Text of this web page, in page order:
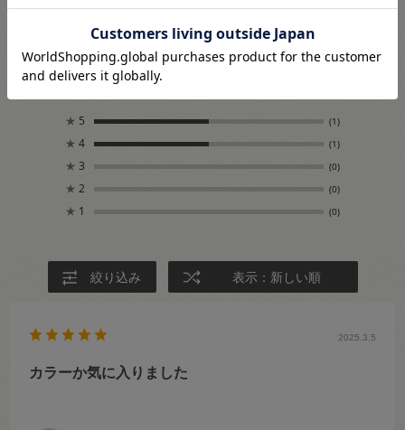
4.5
レビュー件数：
★ 5 (1)
★ 4 (1)
★ 3 (0)
★ 2 (0)
★ 1 (0)
絞り込み 表示：新しい順
2025.3.5
カラーか気に入りました